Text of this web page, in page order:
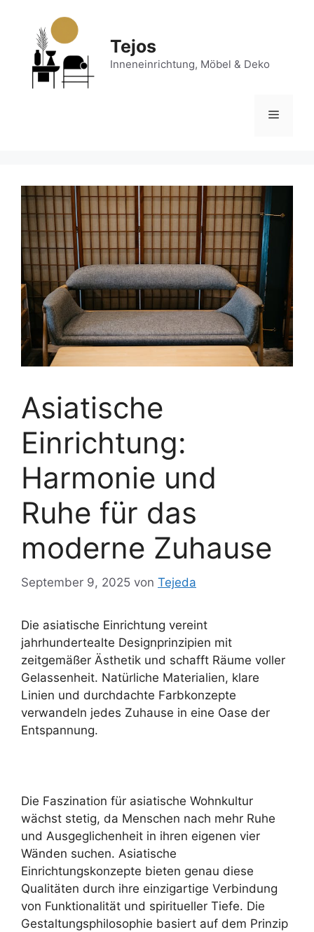
springen
Tejos
Inneneinrichtung, Möbel & Deko
Menü
Asiatische
Einrichtung:
Harmonie und
Ruhe für das
moderne Zuhause
September 9, 2025 von Tejeda
Die asiatische Einrichtung vereint
jahrhundertealte Designprinzipien mit
zeitgemäßer Ästhetik und schafft Räume voller
Gelassenheit. Natürliche Materialien, klare
Linien und durchdachte Farbkonzepte
verwandeln jedes Zuhause in eine Oase der
Entspannung.
Die Faszination für asiatische Wohnkultur
wächst stetig, da Menschen nach mehr Ruhe
und Ausgeglichenheit in ihren eigenen vier
Wänden suchen. Asiatische
Einrichtungskonzepte bieten genau diese
Qualitäten durch ihre einzigartige Verbindung
von Funktionalität und spiritueller Tiefe. Die
Gestaltungsphilosophie basiert auf dem Prinzip